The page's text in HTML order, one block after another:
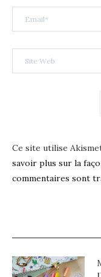
Ce site utilise
savoir plus sur la
commentaires sont